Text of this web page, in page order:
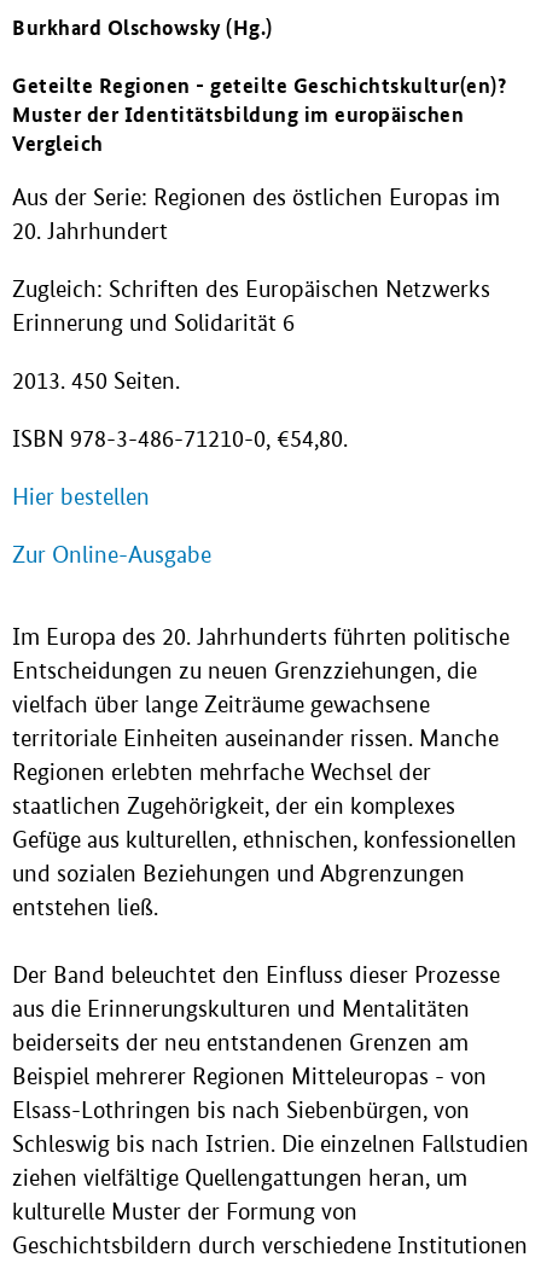
Burkhard Olschowsky (Hg.)
Geteilte Regionen - geteilte Geschichtskultur(en)?
Muster der Identitätsbildung im europäischen
Vergleich
Aus der Serie: Regionen des östlichen Europas im
20. Jahrhundert
Zugleich: Schriften des Europäischen Netzwerks
Erinnerung und Solidarität 6
2013. 450 Seiten.
ISBN 978-3-486-71210-0, €54,80.
Hier bestellen
Zur Online-Ausgabe
Im Europa des 20. Jahrhunderts führten politische
Entscheidungen zu neuen Grenzziehungen, die
vielfach über lange Zeiträume gewachsene
territoriale Einheiten auseinander rissen. Manche
Regionen erlebten mehrfache Wechsel der
staatlichen Zugehörigkeit, der ein komplexes
Gefüge aus kulturellen, ethnischen, konfessionellen
und sozialen Beziehungen und Abgrenzungen
entstehen ließ.
Der Band beleuchtet den Einfluss dieser Prozesse
aus die Erinnerungskulturen und Mentalitäten
beiderseits der neu entstandenen Grenzen am
Beispiel mehrerer Regionen Mitteleuropas - von
Elsass-Lothringen bis nach Siebenbürgen, von
Schleswig bis nach Istrien. Die einzelnen Fallstudien
ziehen vielfältige Quellengattungen heran, um
kulturelle Muster der Formung von
Geschichtsbildern durch verschiedene Institutionen